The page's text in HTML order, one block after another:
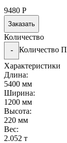
9480 Р
Заказать
Количество
-
Количество
Характеристики
Длина:
5400 мм
Ширина:
1200 мм
Высота:
220 мм
Вес:
2.052 т